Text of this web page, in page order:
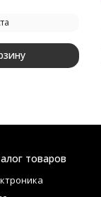
товаров